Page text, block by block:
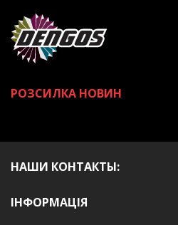
РОЗСИЛКА НОВИН
НАШИ КОНТАКТЫ:
ІНФОРМАЦІЯ